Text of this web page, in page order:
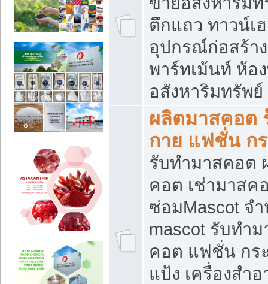
ตึกแถว ทาวน์เ
อุปกรณ์ก่อสร้า
พาร์ทเม้นท์ ห้อ
อสังหาริมทรัพ
ผลิตมาสคอต
กาย แฟชั่น กร
รับทำมาสคอต
คอต เช่ามาสค
ซ่อมMascot จ
mascot รับทำ
คอต แฟชั่น กระ
แป้ง เครื่องสำ